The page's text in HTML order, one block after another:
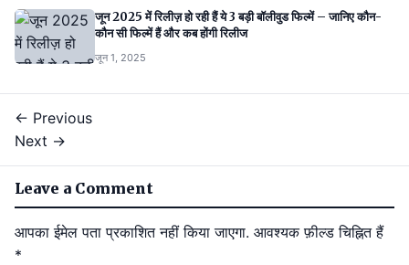
जून 2025 में रिलीज़ हो रही हैं ये 3 बड़ी बॉलीवुड फिल्में – जानिए कौन-
कौन सी फिल्में हैं और कब होंगी रिलीज
जून 1, 2025
← Previous
Next →
Leave a Comment
आपका ईमेल पता प्रकाशित नहीं किया जाएगा. आवश्यक फ़ील्ड चिह्नित हैं
*